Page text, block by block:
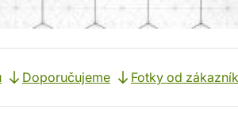
Doporučujeme Fotky od